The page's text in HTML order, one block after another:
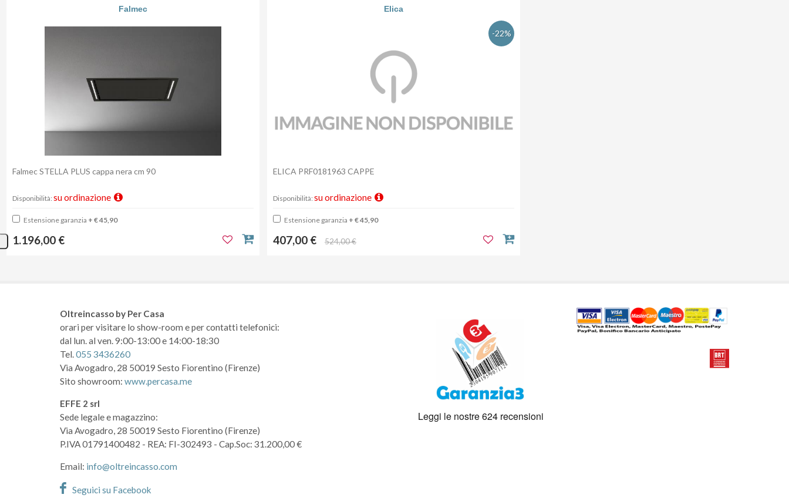
Falmec
Falmec STELLA PLUS cappa nera cm 90
Disponibilità: su ordinazione
Estensione garanzia + € 45,90
1.196,00 €
Elica
-22%
ELICA PRF0181963 CAPPE
Disponibilità: su ordinazione
Estensione garanzia + € 45,90
407,00 € 524,00 €
Oltreincasso by Per Casa
orari per visitare lo show-room e per contatti telefonici:
dal lun. al ven. 9:00-13:00 e 14:00-18:30
Tel.055 3436260
Via Avogadro, 28 50019 Sesto Fiorentino (Firenze)
Sito showroom: www.percasa.me
EFFE 2 srl
Sede legale e magazzino:
Via Avogadro, 28 50019 Sesto Fiorentino (Firenze)
P.IVA 01791400482 - REA: FI-302493 - Cap.Soc: 31.200,00 €
Email: info@oltreincasso.com
Seguici su Facebook